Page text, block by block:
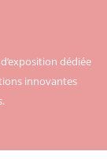
dédiée
innovantes